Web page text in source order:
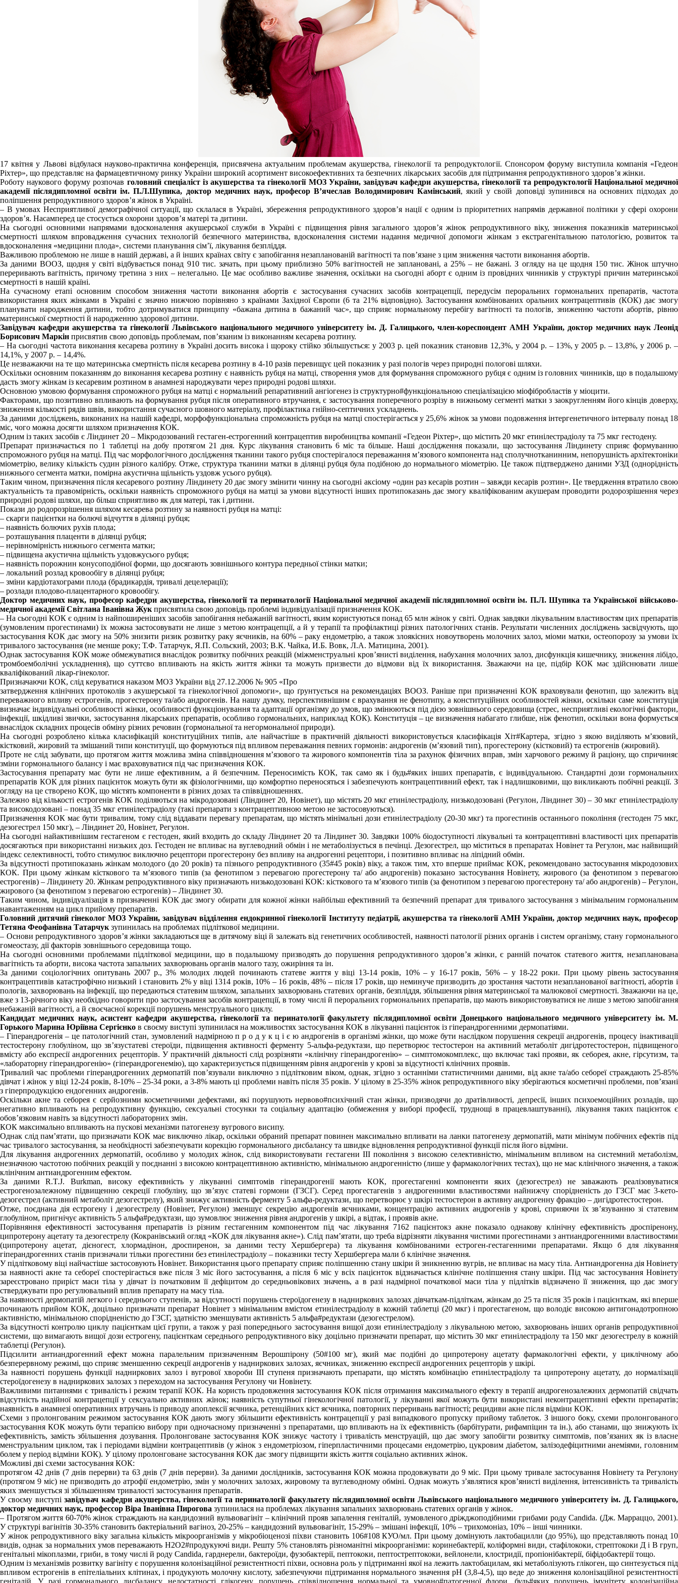
17 квітня у Львові відбулася науково-практична конференція, присвячена актуальним проблемам акушерства, гінекології та репродуктології. Спонсором форуму виступила компанія «Гедеон
Ріхтер», що представляє на фармацевтичному ринку України широкий асортимент високоефективних та безпечних лікарських засобів для підтримання репродуктивного здоров’я жінки.
Роботу наукового форуму розпочав головний спеціаліст із акушерства та гінекології МОЗ України, завідувач кафедри акушерства, гінекології та репродуктології Національної медичної
академії післядипломної освіти ім. П.Л.Шупика, доктор медичних наук, професор В’ячеслав Володимирович Камінський, який у своїй доповіді зупинився на основних підходах до
поліпшення репродуктивного здоров’я жінок в Україні.
– В умовах Несприятливої демографічної ситуації, що склалася в Україні, збереження репродуктивного здоров’я нації є одним із пріоритетних напрямів державної політики у сфері охорони
здоров’я. Насамперед це стосується охорони здоров’я матері та дитини.
На сьогодні основними напрямами вдосконалення акушерської служби в Україні є підвищення рівня загального здоров’я жінок репродуктивного віку, зниження показників материнської
смертності шляхом впровадження сучасних технологій безпечного материнства, вдосконалення системи надання медичної допомоги жінкам з екстрагенітальною патологією, розвиток та
вдосконалення «медицини плода», системи планування сім’ї, лікування безпліддя.
Важливою проблемою не лише в нашій державі, а й інших країнах світу є запобігання незапланованій вагітності та пов’язане з цим зниження частоти виконання абортів.
За даними ВООЗ, щодня у світі відбувається понад 910 тис. зачать, при цьому приблизно 50% вагітностей не заплановані, а 25% – не бажані. З огляду на це щодня 150 тис. Жінок штучно
переривають вагітність, причому третина з них – нелегально. Це має особливо важливе значення, оскільки на сьогодні аборт є одним із провідних чинників у структурі причин материнської
смертності в нашій країні.
На сучасному етапі основним способом зниження частоти виконання абортів є застосування сучасних засобів контрацепції, передусім пероральних гормональних препаратів, частота
використання яких жінками в Україні є значно нижчою порівняно з країнами Західної Європи (6 та 21% відповідно). Застосування комбінованих оральних контрацептивів (КОК) дає змогу
планувати народження дитини, тобто дотримуватися принципу «бажана дитина в бажаний час», що сприяє нормальному перебігу вагітності та пологів, зниженню частоти абортів, рівню
материнської смертності й народженню здорової дитини.
Завідувач кафедри акушерства та гінекології Львівського національного медичного університету ім. Д. Галицького, член-кореспондент АМН України, доктор медичних наук Леонід
Борисович Маркін присвятив свою доповідь проблемам, пов’язаним із виконанням кесарева розтину.
– На сьогодні частота виконання кесарева розтину в Україні досить висока і щороку стійко збільшується: у 2003 р. цей показник становив 12,3%, у 2004 р. – 13%, у 2005 р. – 13,8%, у 2006 р. –
14,1%, у 2007 р. – 14,4%.
Це незважаючи на те що материнська смертність після кесарева розтину в 4-10 разів перевищує цей показник у разі пологів через природні пологові шляхи.
Оскільки основним показанням до виконання кесарева розтину є наявність рубця на матці, створення умов для формування спроможного рубця є одним із головних чинників, що в подальшому
дасть змогу жінкам із кесаревим розтином в анамнезі народжувати через природні родові шляхи.
Основною умовою формування спроможного рубця на матці є нормальний репаративний ангіогенез із структурно#функціональною спеціалізацією міофібробластів у міоцити.
Факторами, що позитивно впливають на формування рубця після оперативного втручання, є застосування поперечного розрізу в нижньому сегменті матки з заокругленням його кінців доверху,
зниження кількості рядів швів, використання сучасного шовного матеріалу, профілактика гнійно-септичних ускладнень.
За даними досліджень, виконаних на нашій кафедрі, морфофункціональна спроможність рубця на матці спостерігається у 25,6% жінок за умови подовження інтергенетичного інтервалу понад 18
міс, чого можна досягти шляхом призначення КОК.
Одним із таких засобів є Ліндинет 20 – Мікродозований гестаген-естрогенний контрацептив виробництва компанії «Гедеон Ріхтер», що містить 20 мкг етинілестрадіолу та 75 мкг гестодену.
Препарат призначається по 1 таблетці на добу протягом 21 дня. Курс лікування становить 6 міс та більше. Наші дослідження показали, що застосування Ліндинету сприяє формуванню
спроможного рубця на матці. Під час морфологічного дослідження тканини такого рубця спостерігалося переважання м’язового компонента над сполучнотканинним, непорушність архітектоніки
міометрію, велику кількість судин різного калібру. Отже, структура тканини матки в ділянці рубця була подібною до нормального міометрію. Це також підтверджено даними УЗД (однорідність
нижнього сегмента матки, помірна акустична щільність уздовж усього рубця).
Таким чином, призначення після кесаревого розтину Ліндинету 20 дає змогу змінити чинну на сьогодні аксіому «один раз кесарів розтин – завжди кесарів розтин». Це твердження втратило свою
актуальність та правомірність, оскільки наявність спроможного рубця на матці за умови відсутності інших протипоказань дає змогу кваліфікованим акушерам проводити родорозрішення через
природні родові шляхи, що більш сприятливо як для матері, так і дитини.
Покази до родорозрішення шляхом кесарева розтину за наявності рубця на матці:
– скарги пацієнтки на болючі відчуття в ділянці рубця;
– наявність болючих рухів плода;
– розташування плаценти в ділянці рубця;
– нерівномірність нижнього сегмента матки;
– підвищена акустична щільність уздовжусього рубця;
– наявність порожнин конусоподібної форми, що досягають зовнішнього контура передньої стінки матки;
– локальний розлад кровообігу в ділянці рубця;
– зміни кардіотахограми плода (брадикардія, тривалі децелерації);
– розлади плодово-плацентарного кровообігу.
Доктор медичних наук, професор кафедри акушерства, гінекології та перинатології Національної медичної академії післядипломної освіти ім. П.Л. Шупика та Української військово-
медичної академії Світлана Іванівна Жук присвятила свою доповідь проблемі індивідуалізації призначення КОК.
– На сьогодні КОК є одним із найпоширеніших засобів запобігання небажаній вагітності, яким користуються понад 65 млн жінок у світі. Однак завдяки лікувальним властивостям цих препаратів
(зумовленим прогестинами) їх можна застосовувати не лише з метою контрацепції, а й у терапії та профілактиці різних патологічних станів. Результати численних досліджень засвідчують, що
застосування КОК дає змогу на 50% знизити ризик розвитку раку яєчників, на 60% – раку ендометрію, а також злоякісних новоутворень молочних залоз, міоми матки, остеопорозу за умови їх
тривалого застосування (не менше року; Т.Ф. Татарчук, Я.П. Сольский, 2003; В.К. Чайка, И.Б. Вовк, Л.А. Матицина, 2001).
Однак застосування КОК може обмежуватися внаслідок розвитку побічних реакцій (міжменструальні кров’янисті виділення, набухання молочних залоз, дисфункція кишечнику, зниження лібідо,
тромбоемболічні ускладнення), що суттєво впливають на якість життя жінки та можуть призвести до відмови від їх використання. Зважаючи на це, підбір КОК має здійснювати лише
кваліфікований лікар-гінеколог.
Призначаючи КОК, слід керуватися наказом МОЗ України від 27.12.2006 № 905 «Про
затвердження клінічних протоколів з акушерської та гінекологічної допомоги», що ґрунтується на рекомендаціях ВООЗ. Раніше при призначенні КОК враховували фенотип, що залежить від
переважного впливу естрогенів, прогестерону та/або андрогенів. На нашу думку, перспективнішим є врахування не фенотипу, а конституційних особливостей жінки, оскільки саме конституція
визначає індивідуальні особливості жінки, особливості функціонування та адаптації організму до умов, що змінюються під дією зовнішнього середовища (стрес, несприятливі екологічні фактори,
інфекції, шкідливі звички, застосування лікарських препаратів, особливо гормональних, наприклад КОК). Конституція – це визначення набагато глибше, ніж фенотип, оскільки вона формується
внаслідок складних процесів обміну різних речовин (гормональної та негормональної природи).
На сьогодні розроблено кілька класифікацій конституційних типів, але найчастіше в практичній діяльності використовується класифікація Хіт#Картера, згідно з якою виділяють м’язовий,
кістковий, жировий та змішаний типи конституції, що формуються під впливом переважання певних гормонів: андрогенів (м’язовий тип), прогестерону (кістковий) та естрогенів (жировий).
Проте не слід забувати, що протягом життя можлива зміна співвідношення м’язового та жирового компонентів тіла за рахунок фізичних вправ, змін харчового режиму й раціону, що спричиняє
зміни гормонального балансу і має враховуватися під час призначення КОК.
Застосування препарату має бути не лише ефективним, а й безпечним. Переносимість КОК, так само як і будь#яких інших препаратів, є індивідуальною. Стандартні дози гормональних
препаратів КОК для різних пацієнток можуть бути як фізіологічними, що комфортно переносяться і забезпечують контрацептивний ефект, так і надлишковими, що викликають побічні реакції. З
огляду на це створено КОК, що містять компоненти в різних дозах та співвідношеннях.
Залежно від кількості естрогенів КОК поділяються на мікродозовані (Ліндинет 20, Новінет), що містять 20 мкг етинілестрадіолу, низькодозовані (Регулон, Ліндинет 30) – 30 мкг етинілестрадіолу
та високодозовані – понад 35 мкг етинілестрадіолу (такі препарати з контрацептивною метою не застосовуються).
Призначення КОК має бути тривалим, тому слід віддавати перевагу препаратам, що містять мінімальні дози етинілестрадіолу (20-30 мкг) та прогестинів останнього покоління (гестоден 75 мкг,
дезогестрел 150 мкг), – Ліндинет 20, Новінет, Регулон.
На сьогодні найактивнішим гестагеном є гестоден, який входить до складу Ліндинет 20 та Ліндинет 30. Завдяки 100% біодоступності лікувальні та контрацептивні властивості цих препаратів
досягаються при використанні низьких доз. Гестоден не впливає на вуглеводний обмін і не метаболізується в печінці. Дезогестрел, що міститься в препаратах Новінет та Регулон, має найвищий
індекс селективності, тобто стимулює виключно рецептори прогестерону без впливу на андрогенні рецептори, і позитивно впливає на ліпідний обмін.
За відсутності протипоказань жінкам молодого (до 20 років) та пізнього репродуктивного (35#45 років) віку, а також тим, хто вперше приймає КОК, рекомендовано застосування мікродозових
КОК. При цьому жінкам кісткового та м’язового типів (за фенотипом з перевагою прогестерону та/ або андрогенів) показано застосування Новінету, жирового (за фенотипом з перевагою
естрогенів) – Ліндинету 20. Жінкам репродуктивного віку призначають низькодозовані КОК: кісткового та м’язового типів (за фенотипом з перевагою прогестерону та/ або андрогенів) – Регулон,
жирового (за фенотипом з перевагою естрогенів) – Ліндинет 30.
Таким чином, індивідуалізація в призначенні КОК дає змогу обирати для кожної жінки найбільш ефективний та безпечний препарат для тривалого застосування з мінімальним гормональним
навантаженням на цикл прийому препаратів.
Головний дитячий гінеколог МОЗ України, завідувач відділення ендокринної гінекології Інституту педіатрії, акушерства та гінекології АМН України, доктор медичних наук, професор
Тетяна Феофанівна Татарчук зупинилась на проблемах підліткової медицини.
– Основи репродуктивного здоров’я жінки закладаються ще в дитячому віці й залежать від генетичних особливостей, наявності патології різних органів і систем організму, стану гормонального
гомеостазу, дії факторів зовнішнього середовища тощо.
На сьогодні основними проблемами підліткової медицини, що в подальшому призводять до порушення репродуктивного здоров’я жінки, є ранній початок статевого життя, незапланована
вагітність та аборти, висока частота запальних захворювань органів малого тазу, ожиріння та ін.
За даними соціологічних опитувань 2007 р., 3% молодих людей починають статеве життя у віці 13-14 років, 10% – у 16-17 років, 56% – у 18-22 роки. При цьому рівень застосування
контрацептивів катастрофічно низький і становить 2% у віці 1314 років, 10% – 16 років, 48% – після 17 років, що неминуче призводить до зростання частоти незапланованої вагітності, абортів і
пологів, захворювань на інфекції, що передаються статевим шляхом, запальних захворювань статевих органів, безпліддя, збільшення рівня материнської та малюкової смертності. Зважаючи на це,
вже з 13-річного віку необхідно говорити про застосування засобів контрацепції, в тому числі й пероральних гормональних препаратів, що мають використовуватися не лише з метою запобігання
небажаній вагітності, а й своєчасної корекції порушень менструального циклу.
Кандидат медичних наук, асистент кафедри акушерства, гінекології та перинатології факультету післядипломної освіти Донецького національного медичного університету ім. М.
Горького Марина Юріївна Сергієнко в своєму виступі зупинилася на можливостях застосування КОК в лікуванні пацієнток із гіперандрогенними дермопатіями.
– Гіперандрогенія – це патологічний стан, зумовлений надмірною п р о д у к ц і є ю андрогенів в організмі жінки, що може бути наслідком порушення секреції андрогенів, процесу інактивації
тестостерону глобуліном, що зв’язустатеві стероїди, підвищення активності ферменту 5-альфа-редуктази, що перетворює тестостерон на активний метаболіт дигідротестостерон, підвищеного
вмісту або експресії андрогенних рецепторів. У практичній діяльності слід розрізняти «клінічну гіперандрогенію» – симптомокомплекс, що включає такі прояви, як себорея, акне, гірсутизм, та
«лабораторну гіперандрогенію» (гіперандрогенемію), що характеризується підвищенням рівня андрогенів у крові за відсутності клінічних проявів.
Тривалий час проблеми гіперандрогенних дермопатій пов’язували виключно з підлітковим віком, однак, згідно з останніми статистичними даними, від акне та/або себореї страждають 25-85%
дівчат і жінок у віці 12-24 років, 8-10% – 25-34 роки, а 3-8% мають ці проблеми навіть після 35 років. У цілому в 25-35% жінок репродуктивного віку зберігаються косметичні проблеми, пов’язані
з гіперпродукцією ендогенних андрогенів.
Оскільки акне та себорея є серйозними косметичними дефектами, які порушують нервово#психічний стан жінки, призводячи до дратівливості, депресії, інших психоемоційних розладів, що
негативно впливають на репродуктивну функцію, сексуальні стосунки та соціальну адаптацію (обмеження у виборі професії, труднощі в працевлаштуванні), лікування таких пацієнток є
обов’язковим навіть за відсутності лабораторних змін.
КОК максимально впливають на пускові механізми патогенезу вугрового висипу.
Однак слід пам’ятати, що призначати КОК має виключно лікар, оскільки обраний препарат повинен максимально впливати на ланки патогенезу дермопатій, мати мінімум побічних ефектів під
час тривалого застосування, за необхідності забезпечувати корекцію гормонального дисбалансу та швидке відновлення репродуктивної функції після його відміни.
Для лікування андрогенних дермопатій, особливо у молодих жінок, слід використовувати гестагени ІІІ покоління з високою селективністю, мінімальним впливом на системний метаболізм,
незначною частотою побічних реакцій у поєднанні з високою контрацептивною активністю, мінімальною андрогенністю (лише у фармакологічних тестах), що не має клінічного значення, а також
клінічним антиандрогенним ефектом.
За даними R.T.J. Burkman, високу ефективність у лікуванні симптомів гіперандрогенії мають КОК, прогестагенні компоненти яких (дезогестрел) не заважають реалізовуватися
естрогенозалежному підвищенню секреції глобуліну, що зв’язує статеві гормони (ГЗСГ). Серед прогестагенів з андрогенними властивостями найнижчу спорідненість до ГЗСГ має 3-кето-
дезогестрел (активний метаболіт дезогестрелу), який знижує активність ферменту 5 альфа-редуктази, що перетворює у шкірі тестостерон в активну андрогенну фракцію – дигідротестостерон.
Отже, поєднана дія естрогену і дезогестрелу (Новінет, Регулон) зменшує секрецію андрогенів яєчниками, концентрацію активних андрогенів у крові, сприяючи їх зв’язуванню зі статевим
глобуліном, пригнічує активність 5 альфа#редуктази, що зумовлює зниження рівня андрогенів у шкірі, а відтак, і проявів акне.
Порівняння ефективності застосування препаратів із різним гестагенним компонентом під час лікування 7162 пацієнтокз акне показало однакову клінічну ефективність дроспіренону,
ципротерону ацетату та дезогестрелу (Кокранівський огляд «КОК для лікування акне»). Слід пам’ятати, що треба відрізняти лікування чистими прогестинами з антиандрогенними властивостями
(ципротерону ацетат, дієногест, хлормадінон, дроспиренон, за даними тесту Хершбергера) та лікування комбінованими естроген-гестагенними препаратами. Якщо б для лікування
гіперандрогенних станів призначали тільки прогестини без етинілестрадіолу – показники тесту Хершбергера мали б клінічне значення.
У підлітковому віці найчастіше застосовують Новінет. Використання цього препарату сприяє поліпшенню стану шкіри й зникненню вугрів, не впливає на масу тіла. Антиандрогенна дія Новінету
за наявності акне та себореї спостерігається вже після 3 міс його застосування, а після 6 міс у всіх пацієнток відзначається клінічне поліпшення стану шкіри. Під час застосування Новінету
зареєстровано приріст маси тіла у дівчат із початковим її дефіцитом до середньовікових значень, а в разі надмірної початкової маси тіла у підлітків відзначено її зниження, що дає змогу
стверджувати про регулювальний вплив препарату на масу тіла.
За наявності дермопатій легкого і середнього ступенів, за відсутності порушень стероїдогенезу в надниркових залозах дівчаткам-підліткам, жінкам до 25 та після 35 років і пацієнткам, які вперше
починають прийом КОК, доцільно призначати препарат Новінет з мінімальним вмістом етинілестрадіолу в кожній таблетці (20 мкг) і прогестагеном, що володіє високою антигонадотропною
активністю, мінімальною спорідненістю до ГЗСГ, здатністю зменшувати активність 5 альфа#редуктази (дезогестрелом).
За відсутності контролю циклу пацієнткам цієї групи, а також у разі попереднього застосування вищої дози етинілестрадіолу з лікувальною метою, захворювань інших органів репродуктивної
системи, що вимагають вищої дози естрогену, пацієнткам середнього репродуктивного віку доцільно призначати препарат, що містить 30 мкг етинілестрадіолу та 150 мкг дезогестрелу в кожній
таблетці (Регулон).
Підсилити антиандрогенний ефект можна паралельним призначенням Верошпірону (50#100 мг), який має подібні до ципротерону ацетату фармакологічні ефекти, у циклічному або
безперервному режимі, що сприяє зменшенню секреції андрогенів у надниркових залозах, яєчниках, зниженню експресії андрогенних рецепторів у шкірі.
За наявності порушень функції надниркових залоз і вугрової хвороби ІІІ ступеня призначають препарати, що містять комбінацію етинілестрадіолу та ципротерону ацетату, до нормалізації
стероїдогенезу в надниркових залозах з переходом на застосування Регулону чи Новінету.
Важливими питаннями є тривалість і режим терапії КОК. На користь продовження застосування КОК після отримання максимального ефекту в терапії андрогенозалежних дермопатій свідчать
відсутність надійної контрацепції у сексуально активних жінок; наявність супутньої гінекологічної патології, у лікуванні якої можуть бути використані неконтрацептивні ефекти препаратів;
наявність в анамнезі оперативних втручань із приводу апоплексії яєчника, ретенційних кіст яєчника, повторних переривань вагітності; рецидиви акне після відміни КОК.
Схеми з пролонгованим режимом застосування КОК дають змогу збільшити ефективність контрацепції у разі випадкового пропуску прийому таблеток. З іншого боку, схеми пролонгованого
застосування КОК можуть бути терапією вибору при одночасному призначенні з препаратами, що впливають на їх ефективність (барбітурати, рифампіцин та ін.), або станами, що знижують їх
ефективність, замість збільшення дозування. Пролонговане застосування КОК знижує частоту і тривалість менструацій, що дає змогу запобігти розвитку симптомів, пов’язаних як із власне
менструальним циклом, так і періодами відміни контрацептивів (у жінок з ендометріозом, гіперпластичними процесами ендометрію, цукровим діабетом, залізодефіцитними анеміями, головним
болем у період відміни КОК). У цілому пролонговане застосування КОК дає змогу підвищити якість життя соціально активних жінок.
Можливі дві схеми застосування КОК:
протягом 42 днів (7 днів перерви) та 63 днів (7 днів перерви). За даними дослідників, застосування КОК можна продовжувати до 9 міс. При цьому тривале застосування Новінету та Регулону
(протягом 9 міс) не призводить до атрофії ендометрію, змін у молочних залозах, жировому та вуглеводному обміні. Однак можуть з’являтися кров’янисті виділення, інтенсивність та тривалість
яких зменшується зі збільшенням тривалості застосування препаратів.
У своєму виступізавідувач кафедри акушерства, гінекології та перинатології факультету післядипломної освіти Львівського національного медичного університету ім. Д. Галицького,
доктор медичних наук, профессор Віра Іванівна Пирогова зупинилася на проблемах лікування запальних захворювань статевих органів у жінок.
– Протягом життя 60-70% жінок страждають на кандидозний вульвовагініт – клінічний прояв запалення геніталій, зумовленого дріжджоподібними грибами роду Candida. (Дж. Марраццо, 2001).
У структурі вагінітів 30-35% становить бактеріальний вагіноз, 20-25% – кандидозний вульвовагініт, 15-29% – змішані інфекції, 10% – трихомоніаз, 10% – інші чинники.
У жінок репродуктивного віку загальна кількість мікроорганізмів у мікробіоценозі піхви становить 106#108 КУО/мл. При цьому домінують лактобацилли (до 95%), що представляють понад 10
видів, однак за нормальних умов переважають Н2О2#продукуючі види. Решту 5% становлять різноманітні мікроорганізми: коринебактерії, коліформні види, стафілококи, стрептококи Д і В груп,
генітальні мікоплазми, гриби, в тому числі й роду Candida, гарднерели, бактероїди, фузобактерії, пептококи, пептострептококи, вейлонели, клостридії, пропіонібактерії, біфідобактерії тощо.
Одним із механізмів розвитку вагініту є порушення колонізаційної резистентності піхви, основна роль у підтриманні якої на лежить лактобацилам, які метаболізують глікоген, що синтезується під
впливом естрогенів в епітеліальних клітинах, і продукують молочну кислоту, забезпечуючи підтримання нормального значення рН (3,8-4,5), що веде до зниження колонізаційної резистентності
геніталій. У разі гормонального дисбалансу, недостатності глікогену, порушень співвідношення нормальної та умовно#патогенної флори, будь#яких порушень імунітету колонізаційна